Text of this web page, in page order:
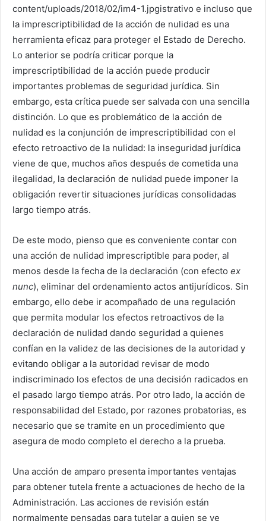
content/uploads/2018/02/im4-1.jpgistrativo e incluso que
la imprescriptibilidad de la acción de nulidad es una
herramienta eficaz para proteger el Estado de Derecho.
Lo anterior se podría criticar porque la
imprescriptibilidad de la acción puede producir
importantes problemas de seguridad jurídica. Sin
embargo, esta crítica puede ser salvada con una sencilla
distinción. Lo que es problemático de la acción de
nulidad es la conjunción de imprescriptibilidad con el
efecto retroactivo de la nulidad: la inseguridad jurídica
viene de que, muchos años después de cometida una
ilegalidad, la declaración de nulidad puede imponer la
obligación revertir situaciones jurídicas consolidadas
largo tiempo atrás.
De este modo, pienso que es conveniente contar con
una acción de nulidad imprescriptible para poder, al
menos desde la fecha de la declaración (con efecto ex
nunc), eliminar del ordenamiento actos antijurídicos. Sin
embargo, ello debe ir acompañado de una regulación
que permita modular los efectos retroactivos de la
declaración de nulidad dando seguridad a quienes
confían en la validez de las decisiones de la autoridad y
evitando obligar a la autoridad revisar de modo
indiscriminado los efectos de una decisión radicados en
el pasado largo tiempo atrás. Por otro lado, la acción de
responsabilidad del Estado, por razones probatorias, es
necesario que se tramite en un procedimiento que
asegura de modo completo el derecho a la prueba.
Una acción de amparo presenta importantes ventajas
para obtener tutela frente a actuaciones de hecho de la
Administración. Las acciones de revisión están
normalmente pensadas para tutelar a quien se ve